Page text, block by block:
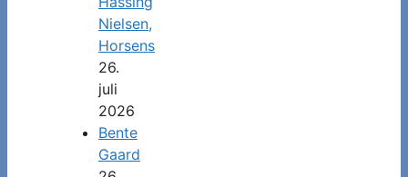
Nielsen,
Horsens
26.
juli
2026
Bente
Gaard